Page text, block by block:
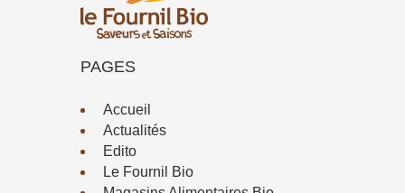
PAGES
Accueil
Actualités
Edito
Le Fournil Bio